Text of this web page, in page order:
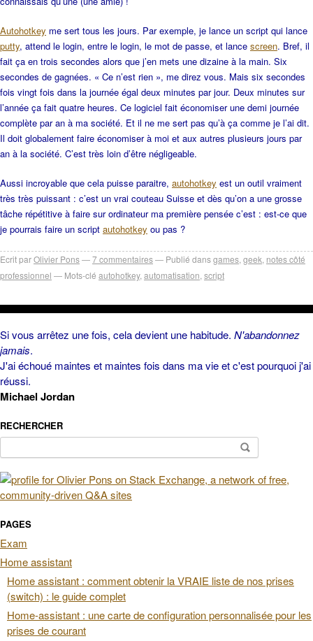
Autohotkey me sert tous les jours. Par exemple, je lance un script qui lance
putty, attend le login, entre le login, le mot de passe, et lance screen. Bref, il
fait ça en trois secondes alors que j’en mets une dizaine à la main. Six
secondes de gagnées. « Ce n’est rien », me direz vous. Mais six secondes
fois vingt fois dans la journée égal deux minutes par jour. Deux minutes sur
l’année ça fait quatre heures. Ce logiciel fait économiser une demi journée
complète par an à ma société. Et il ne me sert pas qu’à ça comme je l’ai dit.
Il doit globalement faire économiser à moi et aux autres plusieurs jours par
an à la société. C’est très loin d’être négligeable.
Aussi incroyable que cela puisse paraitre, autohotkey est un outil vraiment
très très puissant : c’est un vrai couteau Suisse et dès qu’on a une grosse
tâche répétitive à faire sur ordinateur ma première pensée c’est : est-ce que
je pourrais faire un script autohotkey ou pas ?
Ecrit parOlivier Pons 7commentaires Publié dansgames geek notes côté
professionnel
Mots-clé autohotkey, automatisation script
Si vous arrêtez une fois, cela devient une habitude. N'abandonnez
jamais.
J'ai échoué maintes et maintes fois dans ma vie et c'est pourquoi j'ai
réussi.
Michael Jordan
RECHERCHER
PAGES
Exam
Home assistant
Home assistant : comment obtenir la VRAIE liste de nos prises
(switch) : le guide complet
Home-assistant : une carte de configuration personnalisée pour les
prises de courant